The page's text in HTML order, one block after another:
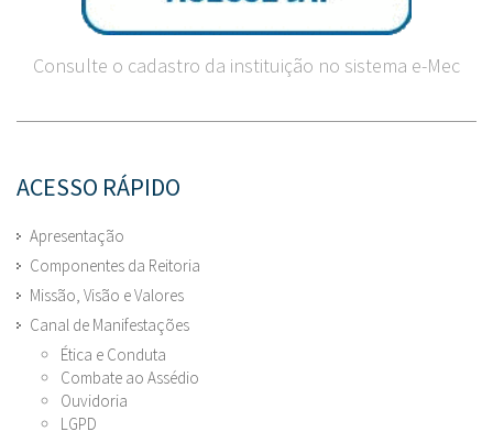
Consulte o cadastro da instituição no sistema e-Mec
ACESSO RÁPIDO
Apresentação
Componentes da Reitoria
Missão, Visão e Valores
Canal de Manifestações
Ética e Conduta
Combate ao Assédio
Ouvidoria
LGPD